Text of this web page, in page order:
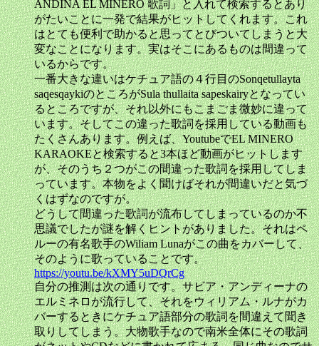
ANDINA EL MINERO 歌詞」と入れて検索するとあり
がたいことに一発で結果がヒットしてくれます。これ
はとても便利で助かると思ってとびついてしまうと大
変なことになります。実はそこにあるものは間違って
いるからです。
一番大きな違いはケチュア語の４行目のSonqetullayta
saqesqaykiのところがSula thullaita sapeskairyとなってい
るところですが、それ以外にもこまごま微妙に違って
います。そしてこの違った歌詞を採用している動画も
たくさんあります。例えば、YoutubeでEL MINERO
KARAOKEと検索すると3本ほど動画がヒットします
が、そのうち２つがこの間違った歌詞を採用してしま
っています。本物をよく聞けばそれが間違いだと気づ
くはずなのですが。
どうして間違った歌詞が流布してしまっているのか不
思議でしたが謎を解くヒントがありました。それはペ
ルーの有名歌手のWiliam Lunaがこの曲をカバーして、
そのように歌っていることです。
https://youtu.be/kXMY5uDQrCg
自分の推測は次の通りです。サビア・アンディーナの
エルミネロが流行して、それをウィリアム・ルナがカ
バーするときにケチュア語部分の歌詞を間違えて聞き
取りしてしまう。大物歌手なので南米全体にその歌詞